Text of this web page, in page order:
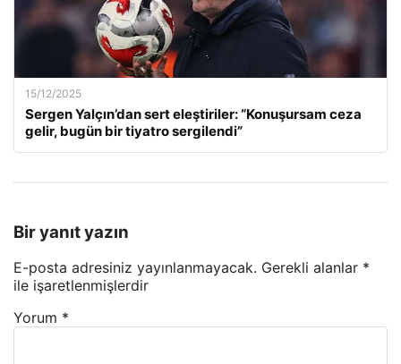
15/12/2025
Sergen Yalçın’dan sert eleştiriler: “Konuşursam ceza
gelir, bugün bir tiyatro sergilendi”
Bir yanıt yazın
E-posta adresiniz yayınlanmayacak. Gerekli alanlar *
ile işaretlenmişlerdir
Yorum *